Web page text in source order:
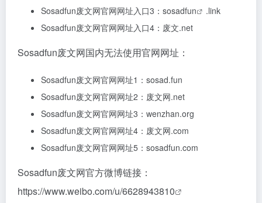
Sosadfun废文网官网网址入口3： sosadfun
.link
Sosadfun废文网官网网址入口4：废文.net
Sosadfun废文网国内无法使用官网网址：
Sosadfun废文网官网网址1：sosad.fun
Sosadfun废文网官网网址2：废文网.net
Sosadfun废文网官网网址3：wenzhan.org
Sosadfun废文网官网网址4：废文网.com
Sosadfun废文网官网网址5：sosadfun.com
Sosadfun废文网官方微博链接：
https://www.weibo.com/u/6628943810